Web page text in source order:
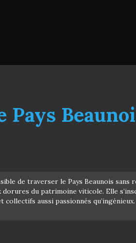
Pays
de traverser le Pays Beaunois
dorures du patrimoine viticole. Elle
collectifs aussi passionnés